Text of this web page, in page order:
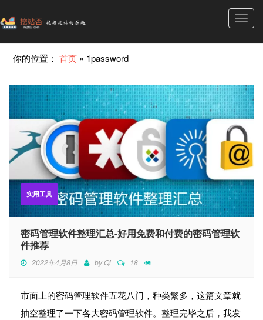
你的位置：首页 » 1password
实用工具
密码管理软件整理汇总-好用免费和付费的密码管理软
件推荐
2022年4月8日 byQi 18
市面上的密码管理软件五花八门，种类繁多，这篇文章就
抽空整理了一下各大密码管理软件。整理完毕之后，我发